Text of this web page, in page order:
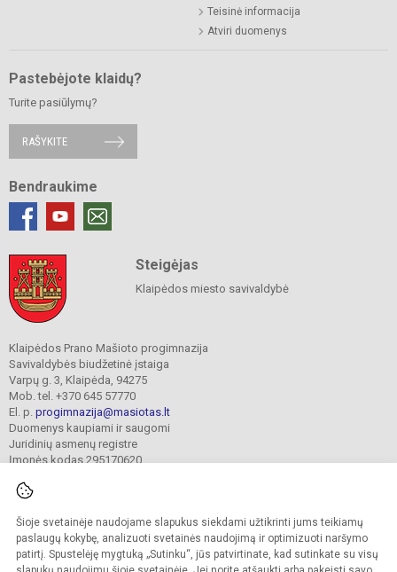
Šioje svetainėje naudojame slapukus siekdami užtikrinti jums teikiamų
paslaugų kokybę, analizuoti svetainės naudojimą ir optimizuoti naršymo
patirtį. Spustelėję mygtuką „Sutinku“, jūs patvirtinate, kad sutinkate su visų
Teisinė informacija
Atviri duomenys
Pastebėjote klaidų?
Turite pasiūlymų?
RAŠYKITE
Bendraukime
Steigėjas
Klaipėdos miesto savivaldybė
Klaipėdos Prano Mašioto progimnazija
Savivaldybės biudžetinė įstaiga
Varpų g. 3, Klaipėda, 94275
Mob. tel. +370 645 57770
El. p. progimnazija@masiotas.lt
Duomenys kaupiami ir saugomi
Juridinių asmenų registre
Įmonės kodas 295170620
© 2022. Klaipėdos Prano Mašioto progimnazija. Visos teisės saugomos.
Kopijuoti turinį be raštiško įstaigos administracijos sutikimo griežtai draudžiama.
Prieinamumo paraiška Slapukų valdymas